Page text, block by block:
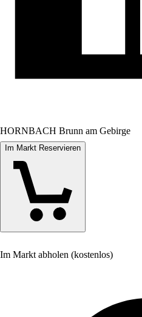
HORNBACH Brunn am Gebirge
Im Markt Reservieren
Im Markt abholen (kostenlos)